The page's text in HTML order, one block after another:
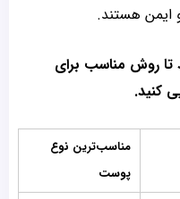
ایمن هستند.
تا روش مناسب برای
کنید.
مناسب‌ترین نوع
پوست